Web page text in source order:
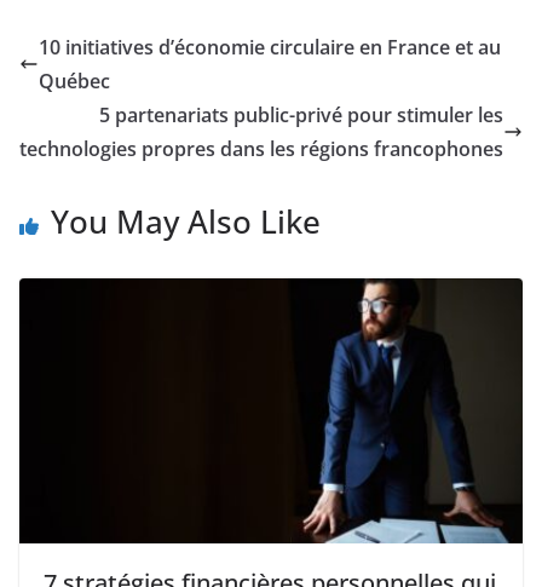
10 initiatives d’économie circulaire en France et au
Québec
5 partenariats public-privé pour stimuler les
technologies propres dans les régions francophones
You May Also Like